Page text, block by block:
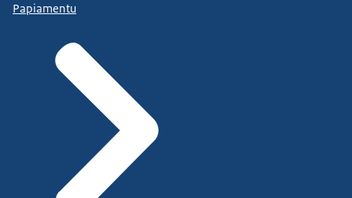
Papiamentu